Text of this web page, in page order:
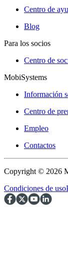
Centro de
Blog
Para los socios
Centro de
MobiSystems
Información
Centro de
Empleo
Contactos
Copyright © 2026
Condiciones de uso